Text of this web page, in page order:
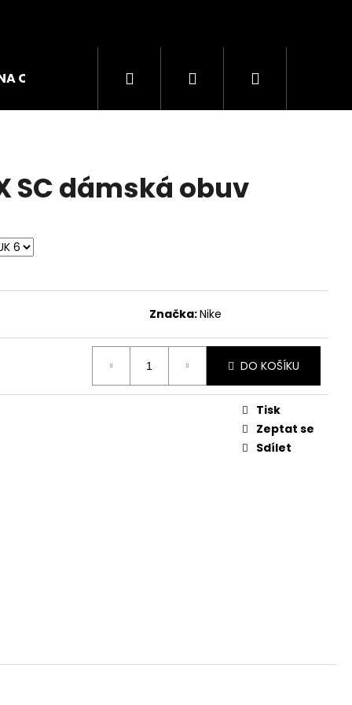
OBUVI ZNAČKYHledat PřihlášeníNákupní
SC dámská obuv
Značka:Nike
DO KOŠÍKU
Tisk
Zeptat se
Sdílet
W DÁMSKÉ TRIKO